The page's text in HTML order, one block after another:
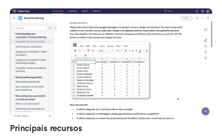
Principais recursos